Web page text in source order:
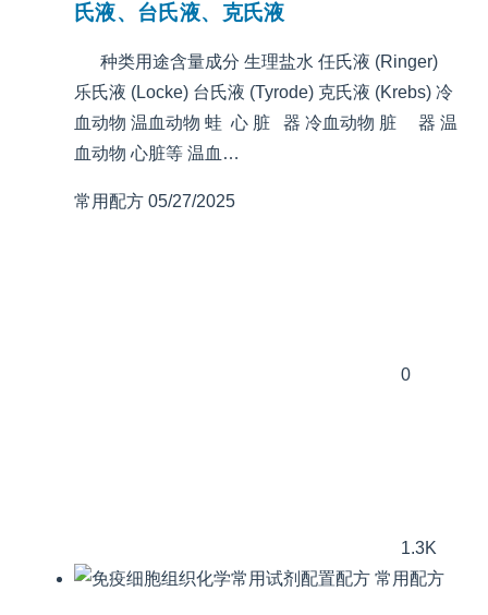
氏液、台氏液、克氏液
种类用途含量成分 生理盐水 任氏液 (Ringer)
乐氏液 (Locke) 台氏液 (Tyrode) 克氏液 (Krebs) 冷
血动物 温血动物 蛙 心 脏 器 冷血动物 脏 器 温
血动物 心脏等 温血…
常用配方 05/27/2025
0
1.3K
常用配方